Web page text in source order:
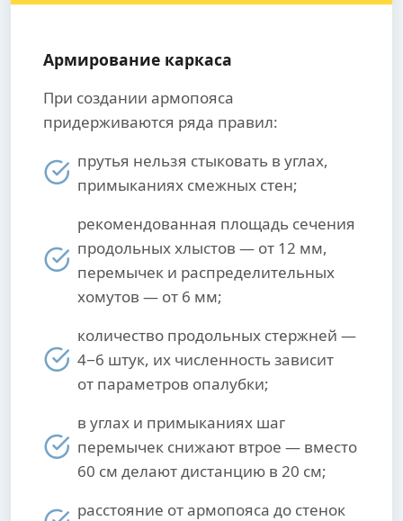
Армирование каркаса
При создании армопояса
придерживаются ряда правил:
прутья нельзя стыковать в углах,
примыканиях смежных стен;
рекомендованная площадь сечения
продольных хлыстов — от 12 мм,
перемычек и распределительных
хомутов — от 6 мм;
количество продольных стержней —
4−6 штук, их численность зависит
от параметров опалубки;
в углах и примыканиях шаг
перемычек снижают втрое — вместо
60 см делают дистанцию в 20 см;
расстояние от армопояса до стенок